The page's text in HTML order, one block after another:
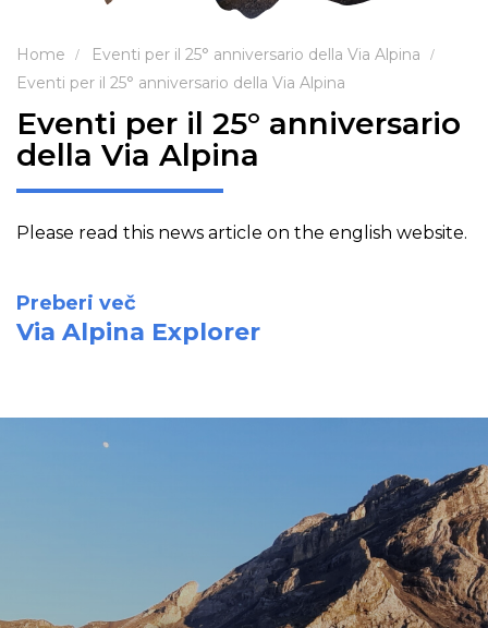
Home
Eventi per il 25° anniversario della Via Alpina
Eventi per il 25° anniversario della Via Alpina
Eventi per il 25° anniversario
della Via Alpina
Please read this news article on the english website.
Preberi več
Via Alpina Explorer